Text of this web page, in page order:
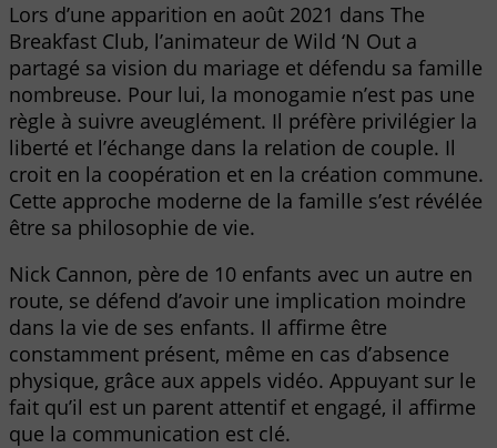
Lors d’une apparition en août 2021 dans The
Breakfast Club, l’animateur de Wild ‘N Out a
partagé sa vision du mariage et défendu sa famille
nombreuse. Pour lui, la monogamie n’est pas une
règle à suivre aveuglément. Il préfère privilégier la
liberté et l’échange dans la relation de couple. Il
croit en la coopération et en la création commune.
Cette approche moderne de la famille s’est révélée
être sa philosophie de vie.
Nick Cannon, père de 10 enfants avec un autre en
route, se défend d’avoir une implication moindre
dans la vie de ses enfants. Il affirme être
constamment présent, même en cas d’absence
physique, grâce aux appels vidéo. Appuyant sur le
fait qu’il est un parent attentif et engagé, il affirme
que la communication est clé.